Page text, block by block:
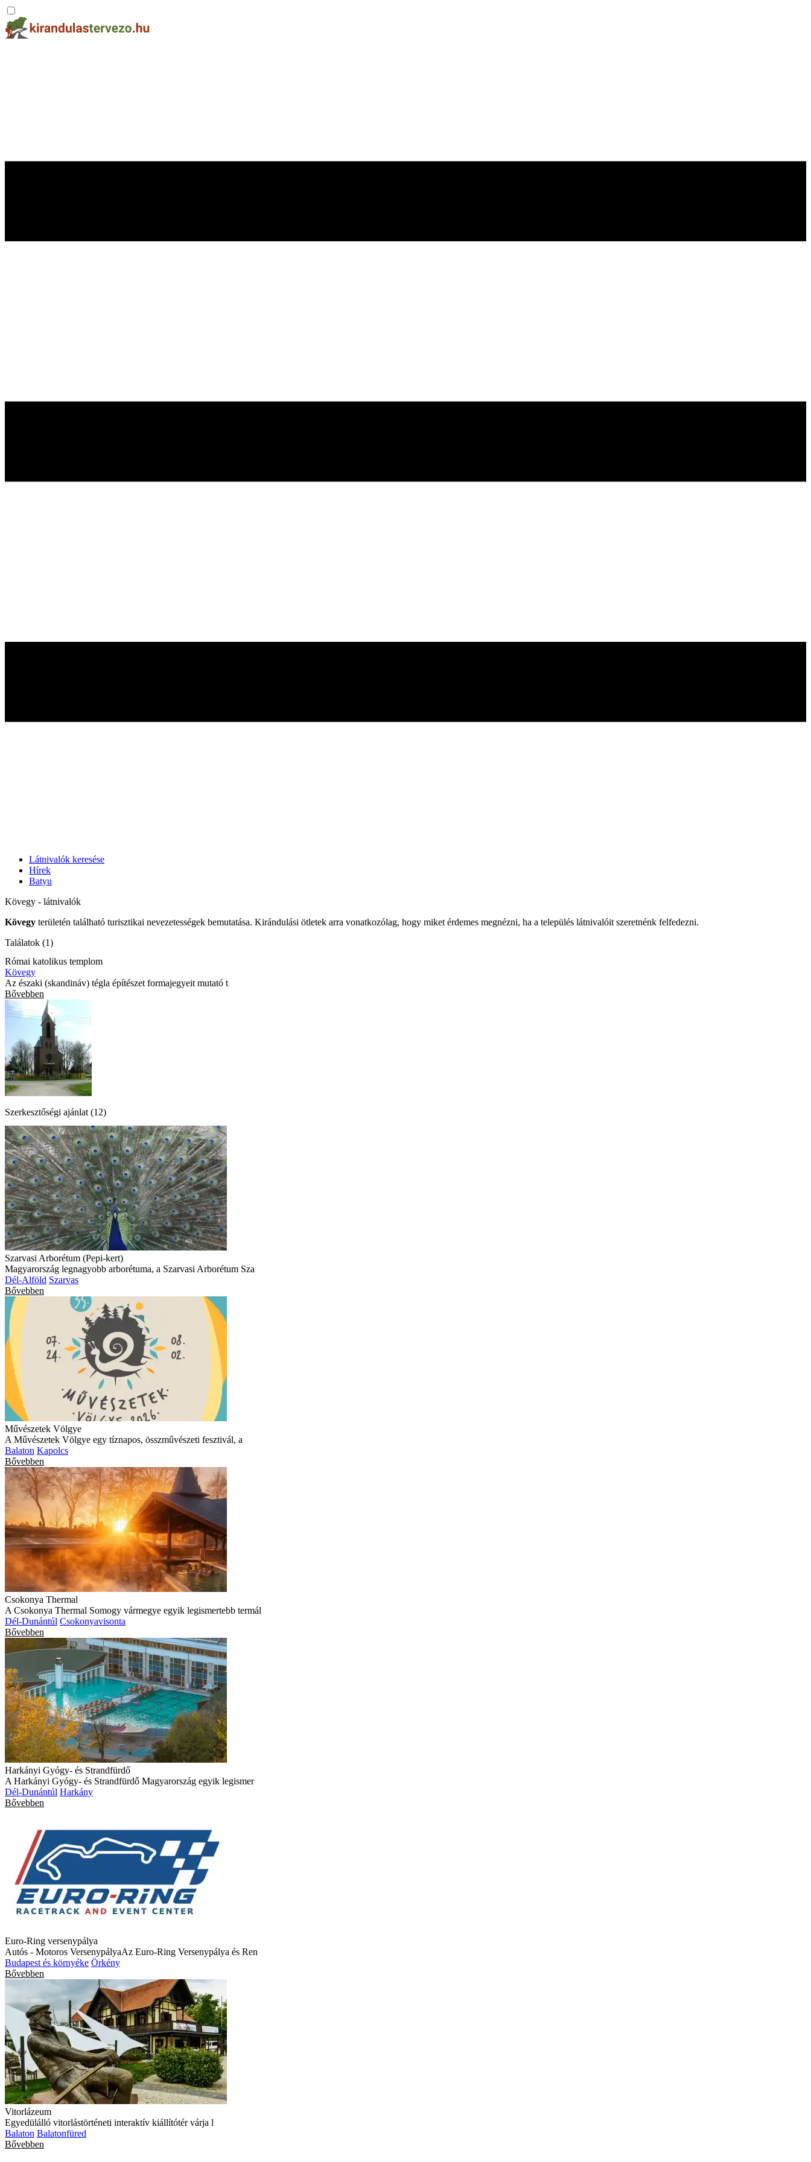
Látnivalók keresése
Hírek
Batyu
Kövegy - látnivalók
Kövegy területén található turisztikai nevezetességek bemutatása. Kirándulási ötletek arra vonatkozólag, hogy miket érdemes megnézni, ha a település látnivalóit szeretnénk felfedezni.
Találatok (1)
Római katolikus templom
Kövegy
Az északi (skandináv) tégla építészet formajegyeit mutató t
Bővebben
Szerkesztőségi ajánlat (12)
Szarvasi Arborétum (Pepi-kert)
Magyarország legnagyobb arborétuma, a Szarvasi Arborétum Sza
Dél-Alföld Szarvas
Bővebben
Művészetek Völgye
A Művészetek Völgye egy tíznapos, összművészeti fesztivál, a
Balaton Kapolcs
Bővebben
Csokonya Thermal
A Csokonya Thermal Somogy vármegye egyik legismertebb termál
Dél-Dunántúl Csokonyavisonta
Bővebben
Harkányi Gyógy- és Strandfürdő
A Harkányi Gyógy- és Strandfürdő Magyarország egyik legismer
Dél-Dunántúl Harkány
Bővebben
Euro-Ring versenypálya
Autós - Motoros VersenypályaAz Euro-Ring Versenypálya és Ren
Budapest és környéke Örkény
Bővebben
Vitorlázeum
Egyedülálló vitorlástörténeti interaktív kiállítótér várja l
Balaton Balatonfüred
Bővebben